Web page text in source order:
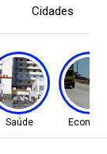
Cidades
Saúde